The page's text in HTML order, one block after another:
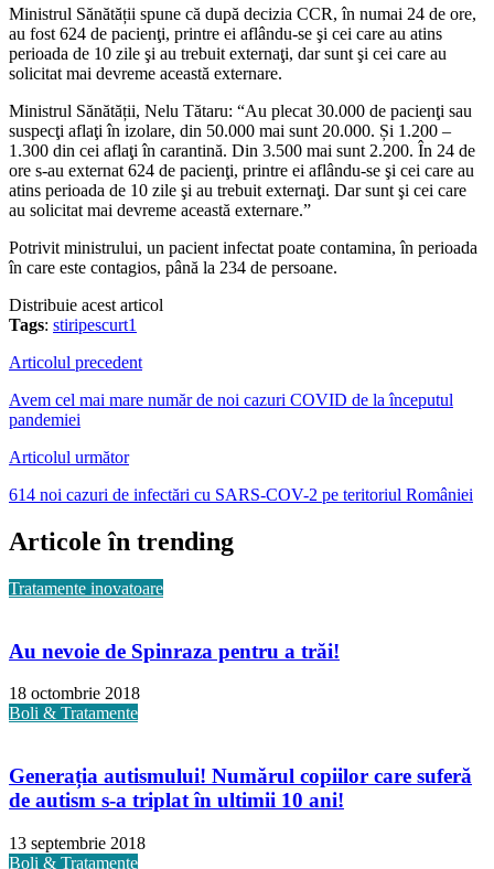
Ministrul Sănătății spune că după decizia CCR, în numai 24 de ore,
au fost 624 de pacienţi, printre ei aflându-se şi cei care au atins
perioada de 10 zile şi au trebuit externaţi, dar sunt şi cei care au
solicitat mai devreme această externare.
Ministrul Sănătății, Nelu Tătaru: “Au plecat 30.000 de pacienţi sau
suspecţi aflaţi în izolare, din 50.000 mai sunt 20.000. Și 1.200 –
1.300 din cei aflaţi în carantină. Din 3.500 mai sunt 2.200. În 24 de
ore s-au externat 624 de pacienţi, printre ei aflându-se şi cei care au
atins perioada de 10 zile şi au trebuit externaţi. Dar sunt şi cei care
au solicitat mai devreme această externare.”
Potrivit ministrului, un pacient infectat poate contamina, în perioada
în care este contagios, până la 234 de persoane.
Distribuie acest articol
Tags: stiripescurt1
Articolul precedent
Avem cel mai mare număr de noi cazuri COVID de la începutul
pandemiei
Articolul următor
614 noi cazuri de infectări cu SARS-COV-2 pe teritoriul României
Articole în trending
Tratamente inovatoare
Au nevoie de Spinraza pentru a trăi!
18 octombrie 2018
Boli & Tratamente
Generația autismului! Numărul copiilor care suferă
de autism s-a triplat în ultimii 10 ani!
13 septembrie 2018
Boli & Tratamente